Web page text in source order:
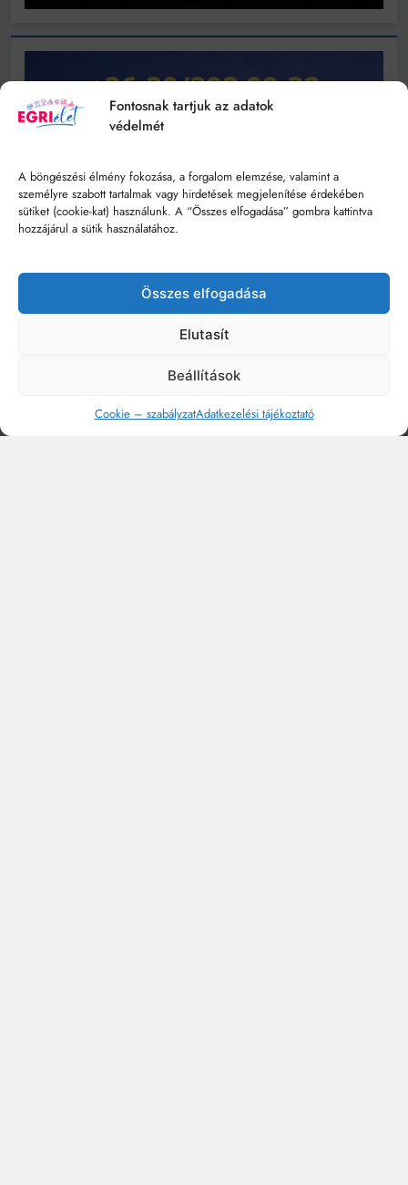
Fontosnak tartjuk az adatok
védelmét
A böngészési élmény fokozása, a forgalom elemzése, valamint a
személyre szabott tartalmak vagy hirdetések megjelenítése érdekében
sütiket (cookie-kat) használunk. A “Összes elfogadása” gombra kattintva
hozzájárul a sütik használatához.
Összes elfogadása
Elutasít
Beállítások
Cookie – szabályzatAdatkezelési tájékoztató